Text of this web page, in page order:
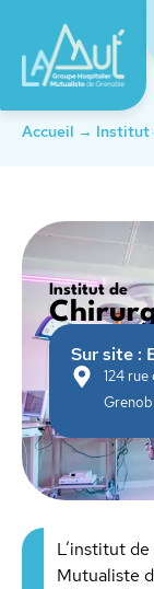
Accueil → Institut
Institut de
Sur site :
124
L’institut
Mutualiste